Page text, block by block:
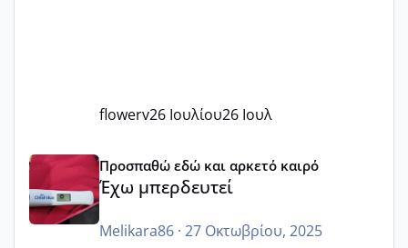
flowerv26 Ιουλίου26 Ιουλ
Έχω μπερδευτεί
Προσπαθώ εδώ και αρκετό καιρό
Έχω μπερδευτεί
Melikara86· 27 Οκτωβρίου, 2025